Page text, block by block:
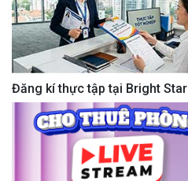
Đăng kí thực tập tại Bright Star